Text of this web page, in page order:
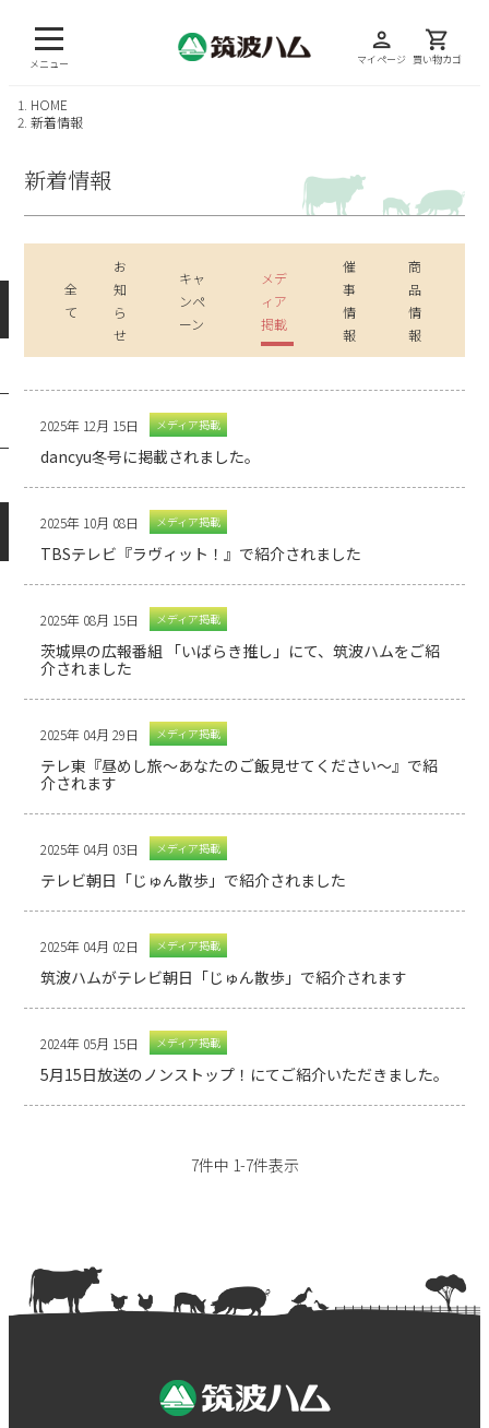
メニュー
person
マイページ
shopping_cart
買い物カゴ
HOME
新着情報
新着情報
全
て
お
知
ら
せ
キャ
ンペ
ーン
メデ
ィア
掲載
催
事
情
報
商
品
情
報
2025年 12月 15日 メディア掲載
dancyu冬号に掲載されました。
2025年 10月 08日 メディア掲載
TBSテレビ『ラヴィット！』で紹介されました
2025年 08月 15日 メディア掲載
茨城県の広報番組 「いばらき推し」にて、筑波ハムをご紹
介されました
2025年 04月 29日 メディア掲載
テレ東『昼めし旅～あなたのご飯見せてください～』で紹
介されます
2025年 04月 03日 メディア掲載
テレビ朝日「じゅん散歩」で紹介されました
2025年 04月 02日 メディア掲載
筑波ハムがテレビ朝日「じゅん散歩」で紹介されます
2024年 05月 15日 メディア掲載
5月15日放送のノンストップ！にてご紹介いただきました。
7件中 1-7件表示